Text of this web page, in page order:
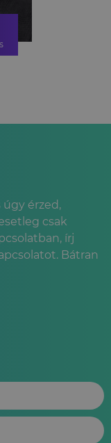
érzed,
csak
írj
Bátran